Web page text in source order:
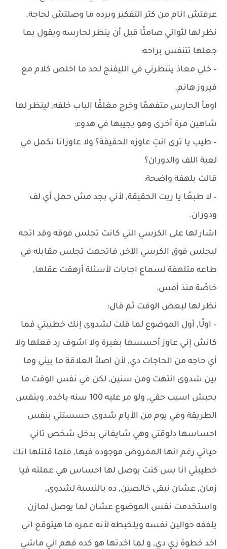
عرفتش انام من كتر التفكير وبرده ما وصلتش لحاجة.
نظر لها لثواني صامتًا قبل أن ينظر لحارسه ويقول بما
جعلها تتنفس براحه:
– خلي معاذ ينتظرني في الليفنج لحد ما اخلص كلام مع
فيروز هانم.
اومأ الحارس متفهمًا وخرج مغلقًا الباب خلفه, لينظر لها
شاهين مرة أخرى وهو يجيبها في هدوء:
– طيب يا ترى انتِ عاوزه الحقيقة؟ ولا عاوزانا نكمل في
لعبة اللف والدوران؟
قالت بلهفة واضحة:
– لا طبعًا يا ريت الحقيقة, لأني بجد مش حمل أي لف
ودوران.
اشار لها على الكرسي التي كانت تجلس فوقه وقد اتجه
ليجلس فوق الكرسي الآخر, فاتجهت تجلس مقابله في
طاعه متلهفة لسماع اجابات لأسئلة أرهقت عقلها,
خاصًة منذ أمس.
نظر لها لبعض الوقت ثم قال:
– اولًا, أول الموضوع لما قلت لشدوى إنك خطيبتي فما
كانش إني عاوز أحسسها بغيرة ولا اشوف رد فعلها ولا
أي حاجه من الحاجات دي, لأن اصلاً العلاقة ما بيني وما
بين شدوى انتهت ومن سنين, لكن في نفس الوقت ما
بحبش اسيب حقي, ولو مر عليه 100 سنه باخده, وبنفس
الطريقة وفي يوم من الأيام شدوى حسستني بنفس
احساسها دلوقتي وهي شايفاني بدخل شخص تاني
حياتي رغم انها المفروض موجوده فيها, فلما قلتلها انك
خطيبتي انا بس كنت بوصل لها احساس هي عملته فيا
زمان, عشان نبقى خالصين, ده بالنسبة لشدوى,
واستخدمت نفس الموضوع عشان لما يوصل لمازن
يلففه حوالين نفسه ويلخبطه لأنه عمره ما هيتوقع اني
اخد خطوة زي دي, و لما اخدتها هو كده فهم اني ماشي